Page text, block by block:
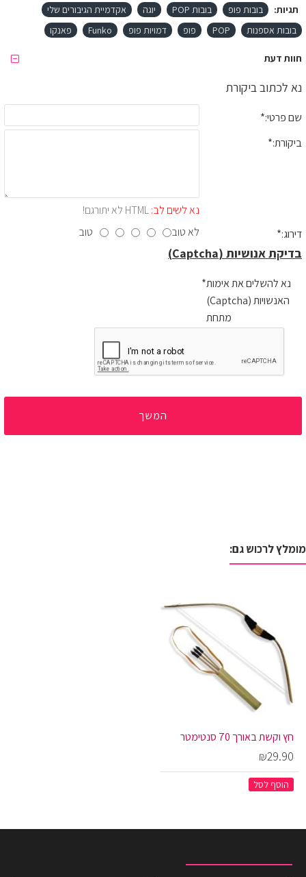
תגיות: בובות פופ בובות POP יוגה
אקדמיית הגיבורים שלי
בובות אספנות
POP פופ דמויות פופ Funko פאנקו
חוות דעת
נא לכתוב ביקורת
שם פרטי:
ביקורת:
נא לשים לב:
דירוג:
לא טוב טוב
בדיקת אנושיות (Captcha)
נא להשלים את אימות
האנשויות (Captcha)
מתחת
המשך
מומלץ לרכוש גם:
חץ וקשת באורך 70 סנטימטר
₪29.90
הוסף לסל